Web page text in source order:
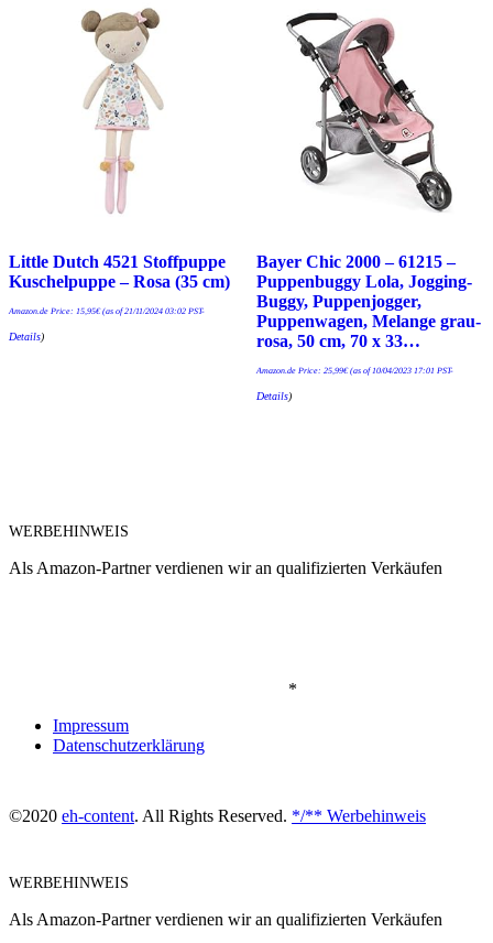
Little Dutch 4521 Stoffpuppe
Kuschelpuppe – Rosa (35 cm)
Amazon.de Price: 15,95€(as of 21/11/2024 03:02 PST-
Details)
Bayer Chic 2000 – 61215 –
Puppenbuggy Lola, Jogging-
Buggy, Puppenjogger,
Puppenwagen, Melange grau-
rosa, 50 cm, 70 x 33…
Amazon.de Price: 25,99€(as of 10/04/2023 17:01 PST-
Details)
WERBEHINWEIS
Als Amazon-Partner verdienen wir an qualifizierten Verkäufen
*
Impressum
Datenschutzerklärung
©2020 eh-content. All Rights Reserved. */** Werbehinweis
WERBEHINWEIS
Als Amazon-Partner verdienen wir an qualifizierten Verkäufen